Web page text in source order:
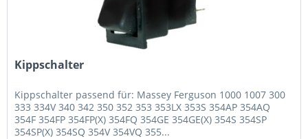
Kippschalter
Kippschalter passend für: Massey Ferguson 1000 1007 300
333 334V 340 342 350 352 353 353LX 353S 354AP 354AQ
354F 354FP 354FP(X) 354FQ 354GE 354GE(X) 354S 354SP
354SP(X) 354SQ 354V 354VQ 355...